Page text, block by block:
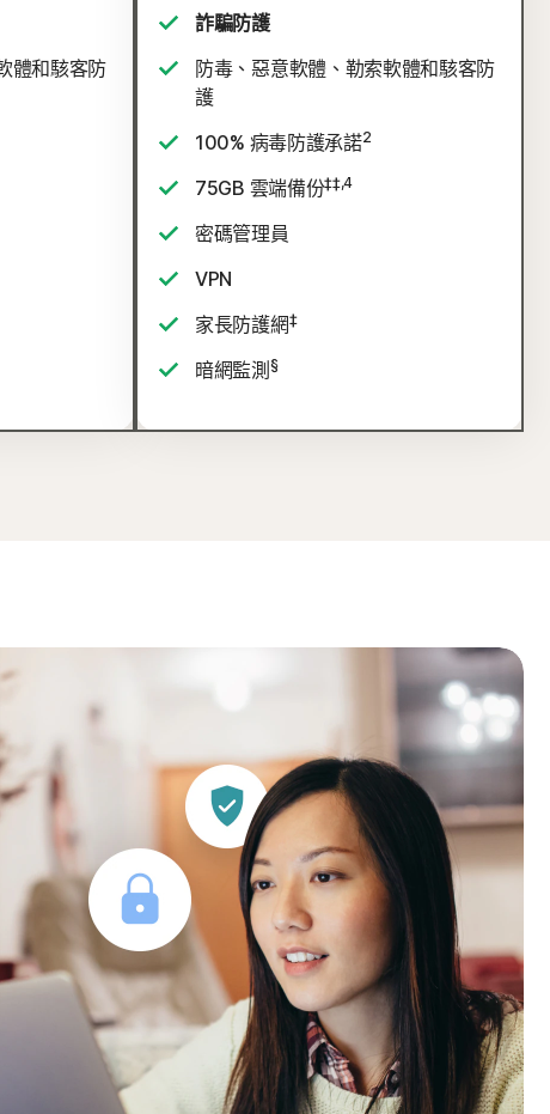
體和駭客防
詐騙防護
防毒、惡意軟體、勒索軟體和駭客防
護
100% 病毒防護承諾2
75GB 雲端備份‡‡,4
密碼管理員
VPN
家長防護網‡
暗網監測 §